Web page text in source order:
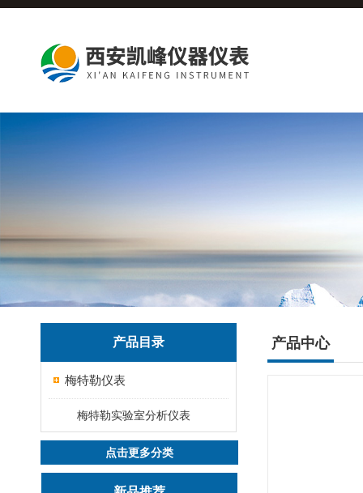
产品目录
梅特勒仪表
梅特勒实验室分析仪表
点击更多分类
产品中心